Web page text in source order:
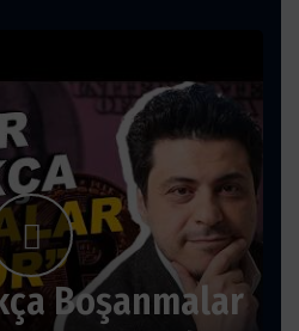
Boşanmalar